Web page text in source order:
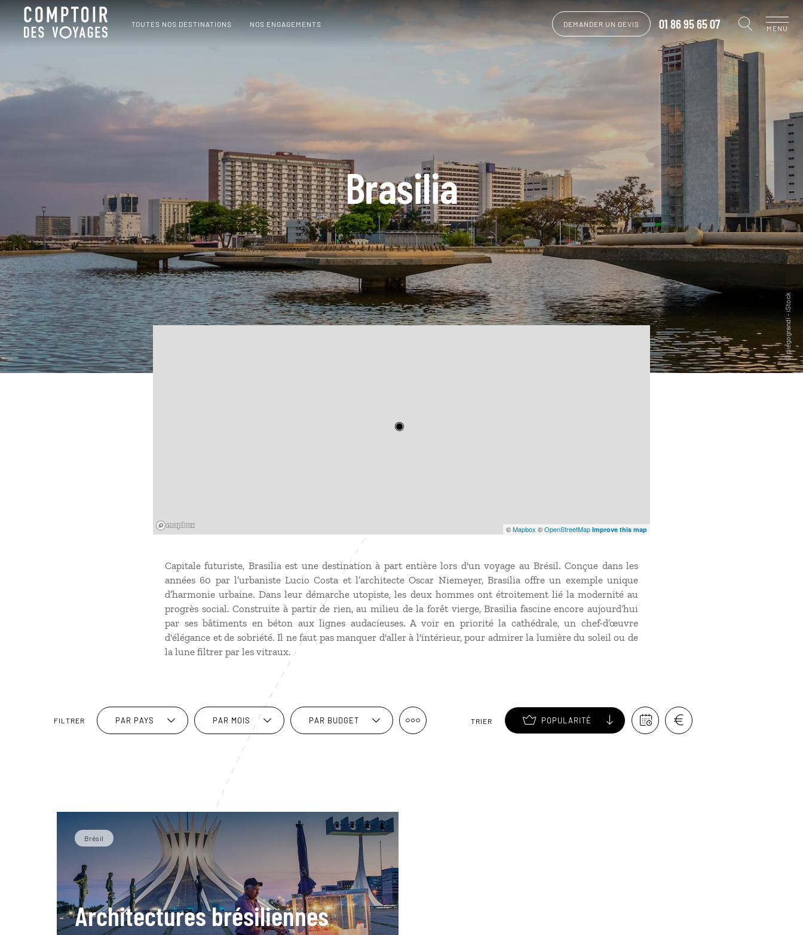
TOUTES NOS DESTINATIONS NOS ENGAGEMENTS DEMANDER UN DEVIS 01 86 95 65 07 MENU
Brasilia
©Mapbox ©OpenStreetMap Improve this map
Capitale futuriste, Brasilia est une destination à part entière lors d'unvoyage au Brésil. Conçue dans les
années 60 par l’urbaniste Lucio Costa et l’architecte Oscar Niemeyer, Brasilia offre un exemple unique
d’harmonie urbaine. Dans leur démarche utopiste, les deux hommes ont étroitement lié la modernité au
progrès social. Construite à partir de rien, au milieu de la forêt vierge, Brasilia fascine encore aujourd‘hui
par ses bâtiments en béton aux lignes audacieuses. A voir en priorité la cathédrale, un chef-d’œuvre
d'élégance et de sobriété. Il ne faut pas manquer d'aller à l'intérieur, pour admirer la lumière du soleil ou de
la lune filtrer par les vitraux.
FILTRER PAR PAYS PAR MOIS PAR BUDGET TRIER POPULARITÉ
Brésil
Architectures brésiliennes